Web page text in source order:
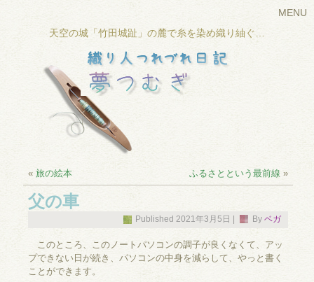
MENU
天空の城「竹田城趾」の麓で糸を染め織り紬ぐ…
« 旅の絵本 ふるさとという最前線 »
父の車
Published 2021年3月5日 By ベガ
このところ、このノートパソコンの調子が良くなくて、アッ
プできない日が続き、パソコンの中身を減らして、やっと書く
ことができます。